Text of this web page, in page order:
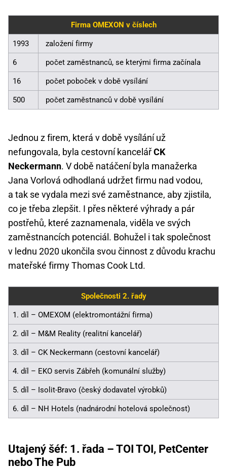
Firma OMEXON v číslech
1993 založení firmy
6 počet zaměstnanců, se kterými firma začínala
16 počet poboček v době vysílání
500 počet zaměstnanců v době vysílání
Jednou z firem, která v době vysílání už
nefungovala, byla cestovní kancelářCK
Neckermann. V době natáčení byla manažerka
Jana Vorlová odhodlaná udržet firmu nad vodou,
a tak se vydala mezi své zaměstnance, aby zjistila,
co je třeba zlepšit. I přes některé výhrady a pár
postřehů, které zaznamenala, viděla ve svých
zaměstnancích potenciál. Bohužel i tak společnost
v lednu 2020 ukončila svou činnost z důvodu krachu
mateřské firmy Thomas Cook Ltd.
Společnosti 2. řady
1. díl – OMEXOM (elektromontážní firma)
2. díl – M&M Reality (realitní kancelář)
3. díl – CK Neckermann (cestovní kancelář)
4. díl – EKO servis Zábřeh (komunální služby)
5. díl – Isolit-Bravo (český dodavatel výrobků)
6. díl – NH Hotels (nadnárodní hotelová společnost)
Utajený šéf: 1. řada – TOI TOI, PetCenter
nebo The Pub